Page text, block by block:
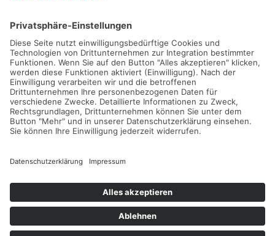
91166 Georgensgmünd
Fokus: Recruiting, Arbeitgebermarketing und
Personalgewinnung
Kontakt
Persönliche Beratung nach Vereinbarung
(c) jobmeo. Alle Rechte vorbehalten.
Datenschutz|Datenschutz Social Media
|AGB|Cookie-Einstellungen